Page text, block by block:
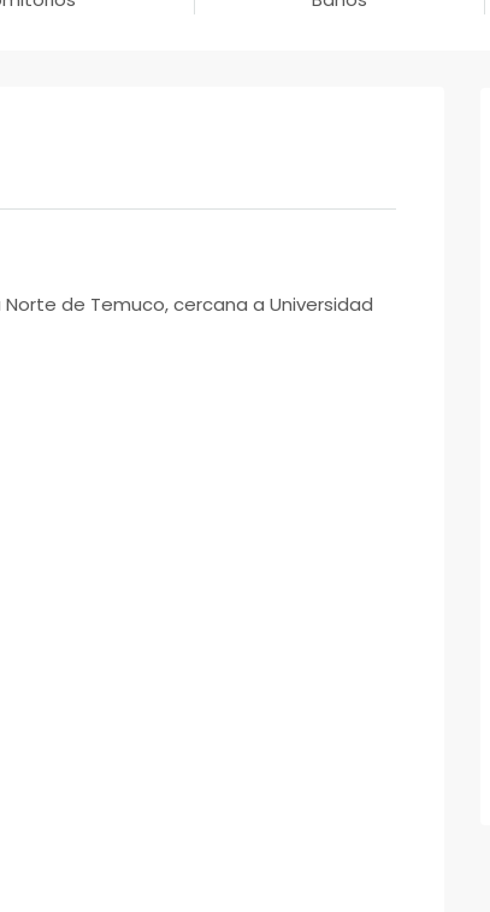
de Temuco, cercana a Universidad